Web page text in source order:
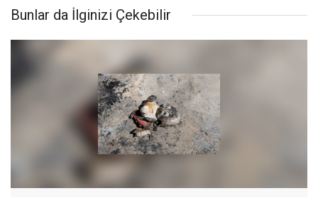
Bunlar da İlginizi Çekebilir